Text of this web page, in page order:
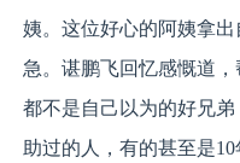
姨。这位好心的阿姨拿
急。谌鹏飞回忆感慨道
都不是自己以为的好兄
助过的人，有的甚至是